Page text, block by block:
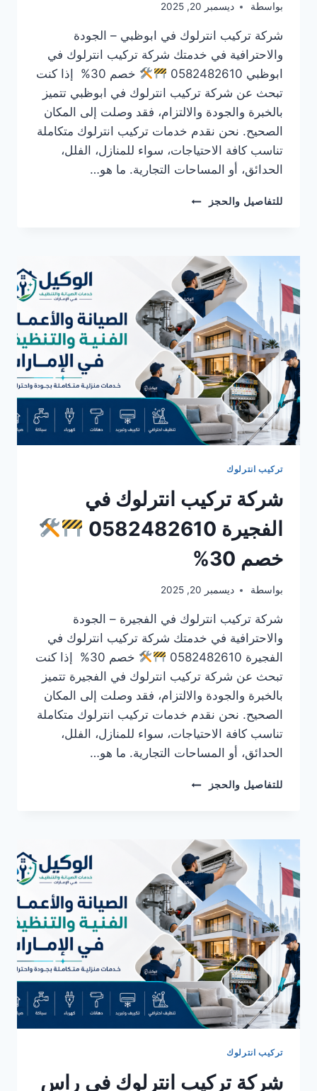
بواسطة ديسمبر 20, 2025
شركة تركيب انترلوك في ابوظبي – الجودة
والاحترافية في خدمتك شركة تركيب انترلوك في
ابوظبي 0582482610
خصم 30% إذا كنت
تبحث عن شركة تركيب انترلوك في ابوظبي تتميز
بالخبرة والجودة والالتزام، فقد وصلت إلى المكان
الصحيح. نحن نقدم خدمات تركيب انترلوك متكاملة
تناسب كافة الاحتياجات، سواء للمنازل، الفلل،
الحدائق، أو المساحات التجارية. ما هو…
للتفاصيل والحجز
شركة
ابوظبي
0582482610
خصم
30%
تركيب انترلوك
شركة تركيب انترلوك في
الفجيرة 0582482610
خصم 30%
بواسطة ديسمبر 20, 2025
شركة تركيب انترلوك في الفجيرة – الجودة
والاحترافية في خدمتك شركة تركيب انترلوك في
الفجيرة 0582482610
خصم 30% إذا كنت
تبحث عن شركة تركيب انترلوك في الفجيرة تتميز
بالخبرة والجودة والالتزام، فقد وصلت إلى المكان
الصحيح. نحن نقدم خدمات تركيب انترلوك متكاملة
تناسب كافة الاحتياجات، سواء للمنازل، الفلل،
الحدائق، أو المساحات التجارية. ما هو…
للتفاصيل والحجز
شركة
الفجيرة
0582482610
خصم
30%
تركيب انترلوك
شركة تركيب انترلوك في راس